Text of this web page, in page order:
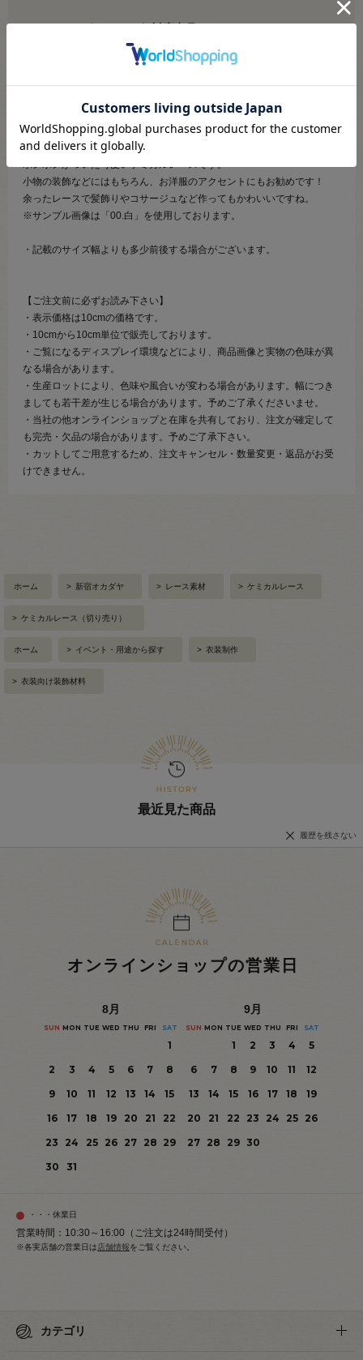
【商品の説明】
ボンボンがついた可愛いケミカルレースです。
小物の装飾などにはもちろん、お洋服のアクセントにもお勧めです！
余ったレースで髪飾りやコサージュなど作ってもかわいいですね。
※サンプル画像は「00.白」を使用しております。
・記載のサイズ幅よりも多少前後する場合がございます。
【ご注文前に必ずお読み下さい】
・表示価格は10cmの価格です。
・10cmから10cm単位で販売しております。
・ご覧になるディスプレイ環境などにより、商品画像と実物の色味が異
なる場合があります。
・生産ロットにより、色味や風合いが変わる場合があります。幅につき
ましても若干差が生じる場合があります。予めご了承くださいませ。
・当社の他オンラインショップと在庫を共有しており、注文が確定して
も完売・欠品の場合があります。予めご了承下さい。
・カットしてご用意するため、注文キャンセル・数量変更・返品がお受
けできません。
ホーム > 新宿オカダヤ > レース素材 > ケミカルレース
> ケミカルレース（切り売り）
ホーム > イベント・用途から探す > 衣装制作
> 衣装向け装飾材料
最近見た商品
履歴を残さない
オンラインショップの営業日
8月
SUN MON TUE WED THU FRI SAT
1
2
3 4 5 6 7
8
9
10 11 12 13 14
15
16
17 18 19 20 21
22
23
24 25 26 27 28 29
30
31
9月
SUN MON TUE WED THU FRI SAT
1 2 3 4
5
6
7 8 9 10 11
12
13
14 15 16 17 18
19
20
21 22 23 24 25
26
27 28 29 30
・・・休業日
営業時間：10:30～16:00（ご注文は24時間受付）
※各実店舗の営業日は店舗情報をご覧ください。
カテゴリ